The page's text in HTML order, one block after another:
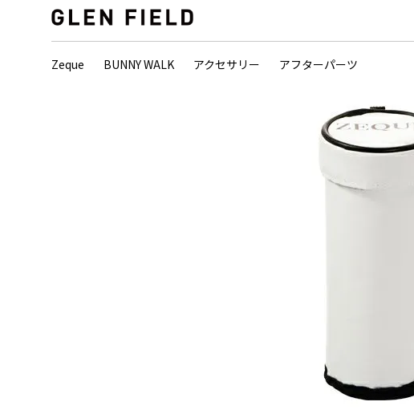
Zeque BUNNY WALK アクセサリー アフターパーツ